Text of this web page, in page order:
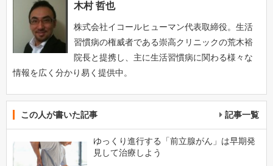
木村 哲也
株式会社イコールヒューマン代表取締役。生活
習慣病の権威者である崇高クリニックの荒木裕
院長と提携し、主に生活習慣病に関わる様々な
情報を広く分かり易く提供中。
この人が書いた記事 記事一覧
ゆっくり進行する「前立腺がん」は早期発
見して治療しよう